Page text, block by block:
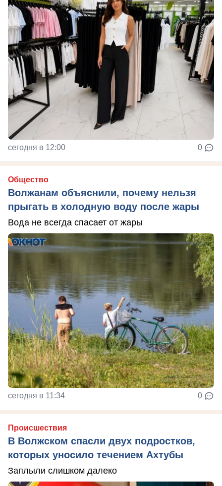
сегодня в 12:00 0
Общество
Волжанам объяснили, почему нельзя
прыгать в холодную воду после жары
Вода не всегда спасает от жары
сегодня в 11:34 0
Происшествия
В Волжском спасли двух подростков,
которых уносило течением Ахтубы
Заплыли слишком далеко